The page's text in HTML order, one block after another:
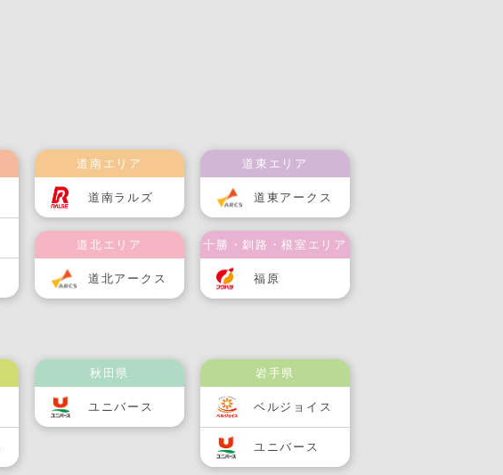
道南エリア
道南ラルズ
道北エリア
道北アークス
道東エリア
道東アークス
十勝・釧路・根室エリア
福原
秋田県
ユニバース
岩手県
ベルジョイス
ユニバース